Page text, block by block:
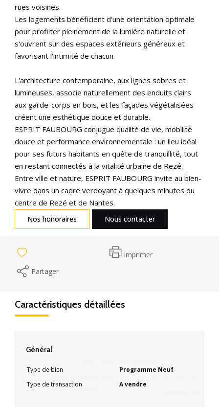
rues voisines.
Les logements bénéficient d'une orientation optimale
pour profiiter pleinement de la lumière naturelle et
s'ouvrent sur des espaces extérieurs généreux et
favorisant l'intimité de chacun.
L'architecture contemporaine, aux lignes sobres et
lumineuses, associe naturellement des enduits clairs
aux garde-corps en bois, et les façades végétalisées
créent une esthétique douce et durable.
ESPRIT FAUBOURG conjugue qualité de vie, mobilité
douce et performance environnementale : un lieu idéal
pour ses futurs habitants en quête de tranquillité, tout
en restant connectés à la vitalité urbaine de Rezé.
Entre ville et nature, ESPRIT FAUBOURG invite au bien-
vivre dans un cadre verdoyant à quelques minutes du
centre de Rezé et de Nantes.
Nos honoraires Nous contacter
Imprimer
Partager
Caractéristiques détaillées
Général
Type de bien
Programme Neuf
Type de transaction
A vendre